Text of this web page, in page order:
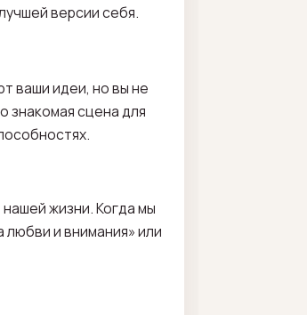
версии себя.
ваши идеи, но вы не
знакомая сцена для
жизни. Когда мы
и внимания» или